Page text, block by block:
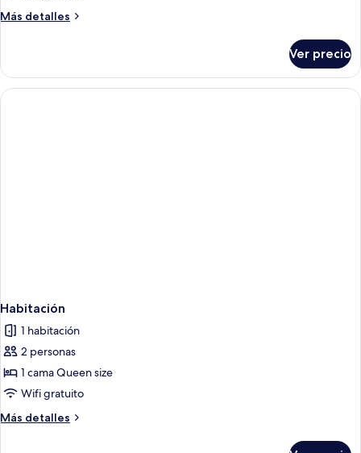
Más detalles
Más
superior
Ver precio
Habitación
1 habitación
2 personas
1 cama Queen size
Wifi gratuito
Más detalles
Más